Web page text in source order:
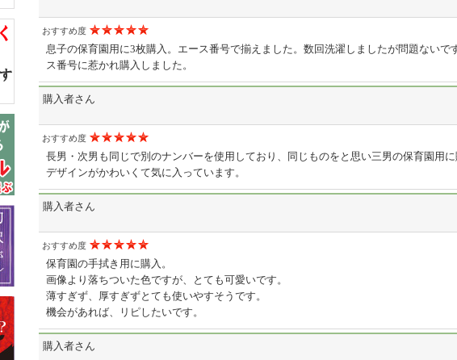
おすすめ度
息子の保育園用に3枚購入。エース番号で揃えました。数回洗濯しましたが問題ない
ス番号に惹かれ購入しました。
購入者さん
おすすめ度
長男・次男も同じで別のナンバーを使用しており、同じものをと思い三男の保育園用に
デザインがかわいくて気に入っています。
購入者さん
おすすめ度
保育園の手拭き用に購入。
画像より落ちついた色ですが、とても可愛いです。
薄すぎず、厚すぎずとても使いやすそうです。
機会があれば、リピしたいです。
購入者さん